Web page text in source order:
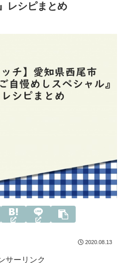
レシピまとめ
2020.08.13
サーリンク